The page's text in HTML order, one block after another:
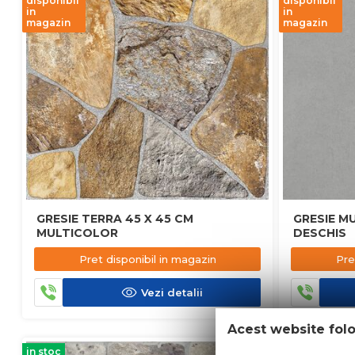
in
magazin
GRESIE TERRA 45 X 45 CM
MULTICOLOR
Pret disponibil in magazin
Vezi detalii
in
magazin
GRESIE
DESCHIS
in stoc
Acest website